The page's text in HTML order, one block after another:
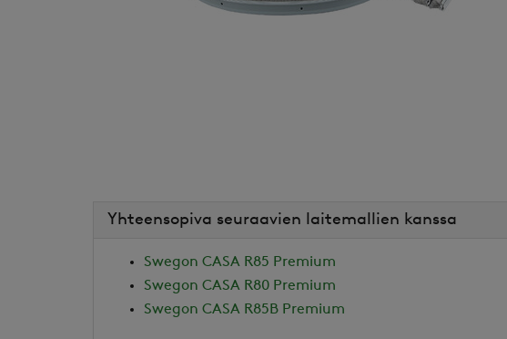
Yhteensopiva seuraavien laitemallien kanssa
Swegon CASA R85 Premium
Swegon CASA R80 Premium
Swegon CASA R85B Premium